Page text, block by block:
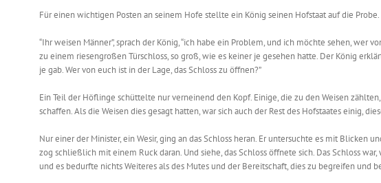
Für einen wichtigen Posten an seinem Hofe stellte ein König seinen Hofstaat auf die
“Ihr weisen Männer”, sprach der König, “ich habe ein Problem, und ich möchte sehen, wer
zu einem riesengroßen Türschloss, so groß, wie es keiner je gesehen hatte. Der König
je gab. Wer von euch ist in der Lage, das Schloss zu öffnen?”
Ein Teil der Höflinge schüttelte nur verneinend den Kopf. Einige, die zu den Weisen
schaffen. Als die Weisen dies gesagt hatten, war sich auch der Rest des Hofstaates einig,
Nur einer der Minister, ein Wesir, ging an das Schloss heran. Er untersuchte es mit Blicken
zog schließlich mit einem Ruck daran. Und siehe, das Schloss öffnete sich. Das Schloss
und es bedurfte nichts Weiteres als des Mutes und der Bereitschaft, dies zu begreifen und